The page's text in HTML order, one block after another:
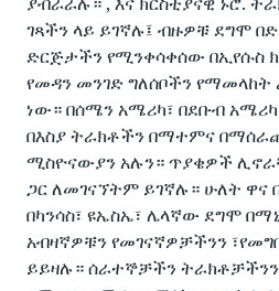
ገጻችን ላይ ይገኛሉ፤ ብዙዎቹ ደግሞ
ድርጅታችን የሚንቀሳቀሰው በኢየሱስ
የመዳን መንገድ ግለሰቦችን
ነው። በሰሜን አሜሪካ፣ በደቡብ
በእስያ ትራክቶችን በማተምና
ሚስዮናውያን አሉን። ጥያቄዎች
ጋር ለመገናኘትም ይገኛሉ። ሁለት ዋና
በካንሳስ፣ ዩኤስኤ፣ ሌላኛው ደግሞ
አብዛኛዎቹን የመገናኛዎቻችንን
ይይዛሉ። ሰራተኞቻችን